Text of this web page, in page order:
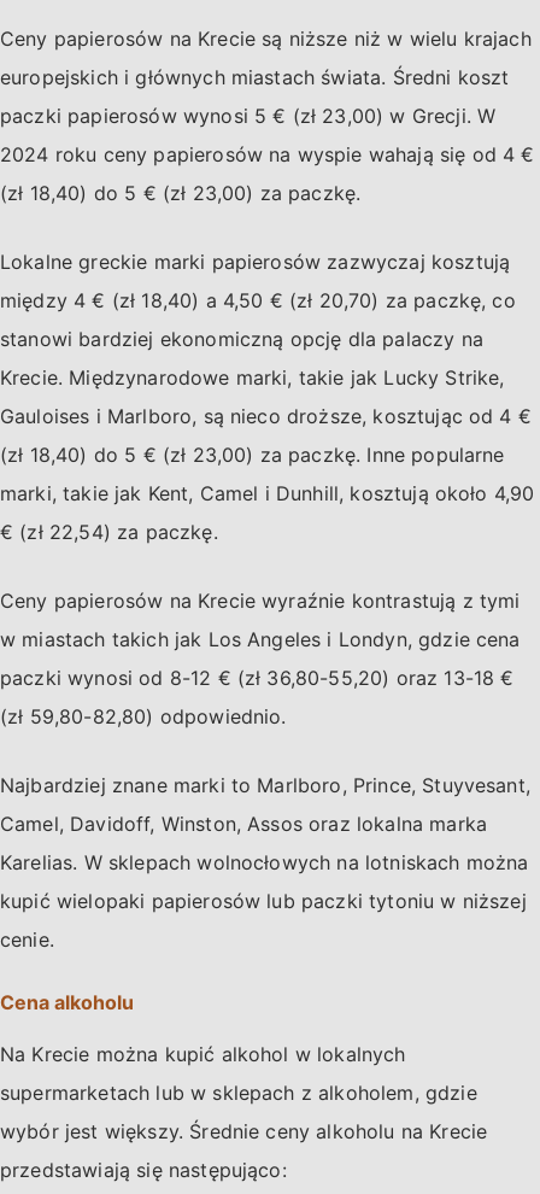
Ceny papierosów na Krecie są niższe niż w wielu krajach
europejskich i głównych miastach świata. Średni koszt
paczki papierosów wynosi 5 € (zł 23,00) w Grecji. W
2024 roku ceny papierosów na wyspie wahają się od 4 €
(zł 18,40) do 5 € (zł 23,00) za paczkę.
Lokalne greckie marki papierosów zazwyczaj kosztują
między 4 € (zł 18,40) a 4,50 € (zł 20,70) za paczkę, co
stanowi bardziej ekonomiczną opcję dla palaczy na
Krecie. Międzynarodowe marki, takie jak Lucky Strike,
Gauloises i Marlboro, są nieco droższe, kosztując od 4 €
(zł 18,40) do 5 € (zł 23,00) za paczkę. Inne popularne
marki, takie jak Kent, Camel i Dunhill, kosztują około 4,90
€ (zł 22,54) za paczkę.
Ceny papierosów na Krecie wyraźnie kontrastują z tymi
w miastach takich jak Los Angeles i Londyn, gdzie cena
paczki wynosi od 8-12 € (zł 36,80-55,20) oraz 13-18 €
(zł 59,80-82,80) odpowiednio.
Najbardziej znane marki to Marlboro, Prince, Stuyvesant,
Camel, Davidoff, Winston, Assos oraz lokalna marka
Karelias. W sklepach wolnocłowych na lotniskach można
kupić wielopaki papierosów lub paczki tytoniu w niższej
cenie.
Cena alkoholu
Na Krecie można kupić alkohol w lokalnych
supermarketach lub w sklepach z alkoholem, gdzie
wybór jest większy. Średnie ceny alkoholu na Krecie
przedstawiają się następująco: